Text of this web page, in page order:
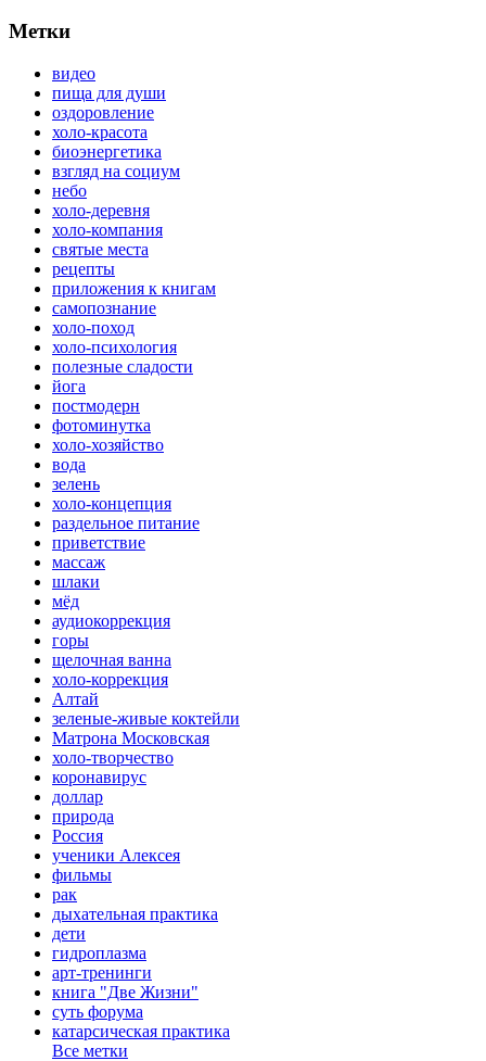
Метки
видео
пища для души
оздоровление
холо-красота
биоэнергетика
взгляд на социум
небо
холо-деревня
холо-компания
святые места
рецепты
приложения к книгам
самопознание
холо-поход
холо-психология
полезные сладости
йога
постмодерн
фотоминутка
холо-хозяйство
вода
зелень
холо-концепция
раздельное питание
приветствие
массаж
шлаки
мёд
аудиокоррекция
горы
щелочная ванна
холо-коррекция
Алтай
зеленые-живые коктейли
Матрона Московская
холо-творчество
коронавирус
доллар
природа
Россия
ученики Алексея
фильмы
рак
дыхательная практика
дети
гидроплазма
арт-тренинги
книга "Две Жизни"
суть форума
катарсическая практика
Все метки